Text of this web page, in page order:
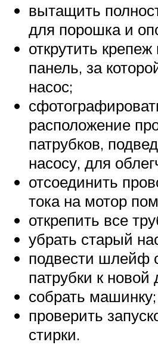
вытащить
для порошка и
открутить крепеж
панель, за
насос;
расположение
патрубков,
насосу, для
отсоединить
тока на мотор
открепить все
убрать старый
подвести шлейф
патрубки к новой
собрать машинку;
проверить
стирки.